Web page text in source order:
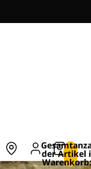
der Artikel